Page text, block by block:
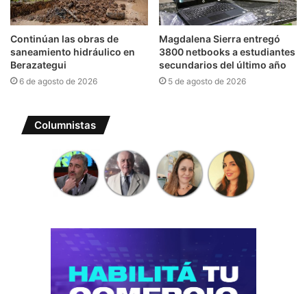
Continúan las obras de
saneamiento hidráulico en
Berazategui
6 de agosto de 2026
Magdalena Sierra entregó
3800 netbooks a estudiantes
secundarios del último año
5 de agosto de 2026
Columnistas